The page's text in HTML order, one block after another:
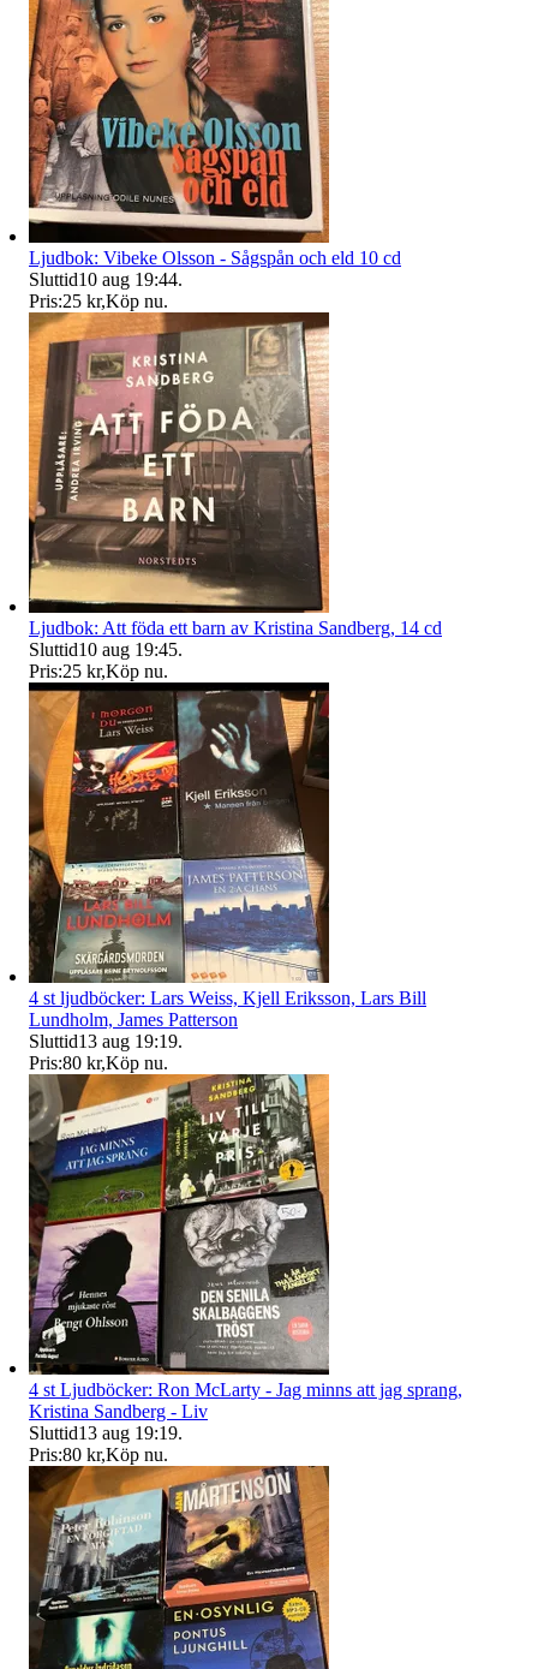
Ljudbok: Vibeke Olsson - Sågspån och eld 10 cd
Sluttid10 aug 19:44.
Pris:25 kr,Köp nu.
Ljudbok: Att föda ett barn av Kristina Sandberg, 14 cd
Sluttid10 aug 19:45.
Pris:25 kr,Köp nu.
4 st ljudböcker: Lars Weiss, Kjell Eriksson, Lars Bill
Lundholm, James Patterson
Sluttid13 aug 19:19.
Pris:80 kr,Köp nu.
4 st Ljudböcker: Ron McLarty - Jag minns att jag sprang,
Kristina Sandberg - Liv
Sluttid13 aug 19:19.
Pris:80 kr,Köp nu.